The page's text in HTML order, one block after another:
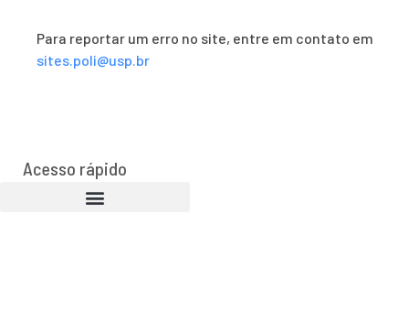
Para reportar um erro no site, entre em contato em
sites.poli@usp.br
Acesso rápido